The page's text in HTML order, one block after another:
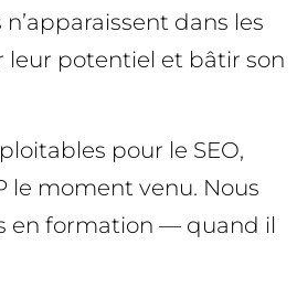
dans les
leur potentiel et bâtir son
pour le SEO,
le moment venu. Nous
en formation — quand il